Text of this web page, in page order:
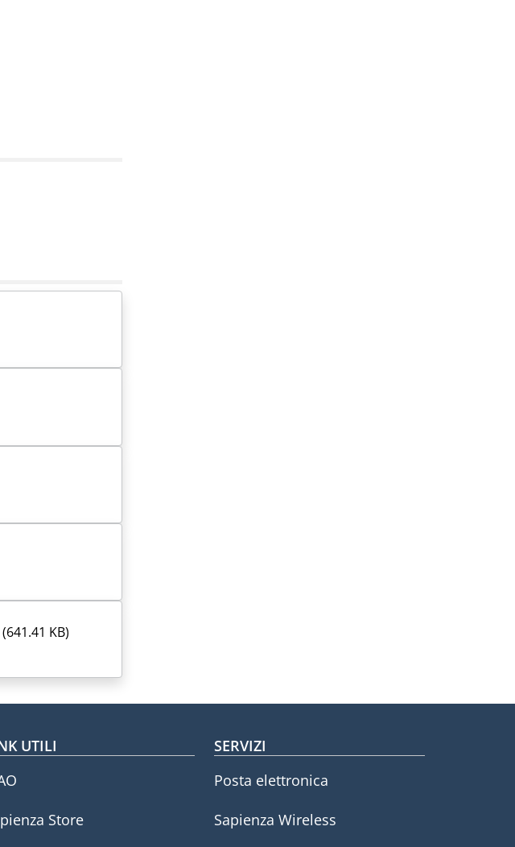
(641.41 KB)
UTILI
Store
SERVIZI
Posta elettronica
Sapienza Wireless